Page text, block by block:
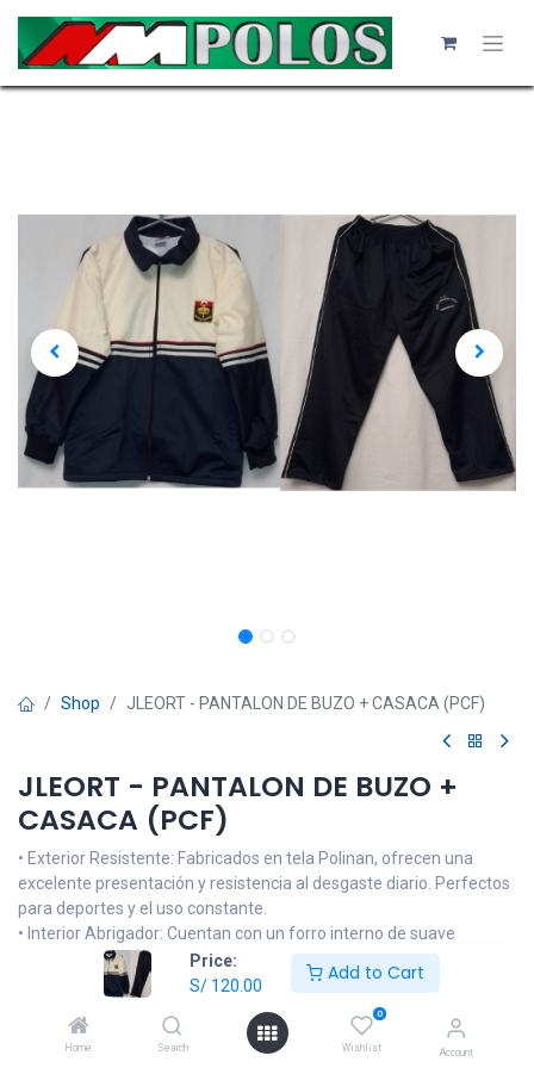
Price:
S/ 120.00
Add to Cart
Home Search
0
Wishlist Account
Shop JLEORT - PANTALON DE BUZO + CASACA (PCF)
JLEORT - PANTALON DE BUZO +
CASACA (PCF)
• Exterior Resistente: Fabricados en tela Polinan, ofrecen una
excelente presentación y resistencia al desgaste diario. Perfectos
para deportes y el uso constante.
• Interior Abrigador: Cuentan con un forro interno de suave
Policotton, proporcionando calidez superior sin ser pesados.
¡Listos para las mañanas frías y las clases de educación física!
• Fácil Cuidado: Mantienen su forma y color lavado tras lavado,
facilitando la vida de los padres.